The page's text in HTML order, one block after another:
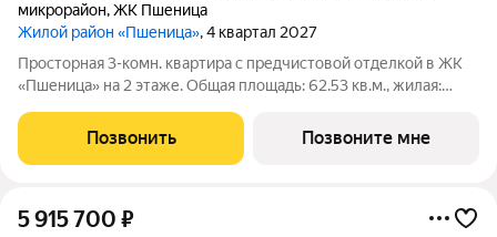
микрорайон,ЖК Пшеница
Жилой район «Пшеница», 4 квартал 2027
Просторная 3-комн. квартира с предчистовой отделкой в ЖК
«Пшеница» на 2 этаже. Общая площадь: 62.53 кв.м., жилая:
Высота потолков 2.82 м. Квартира с кухней-гостиной и двумя
спальнями в жилом
Позвонить Позвоните мне
5 915 700 ₽